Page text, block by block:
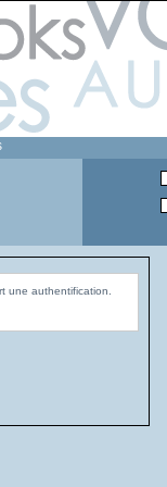
une authentification.